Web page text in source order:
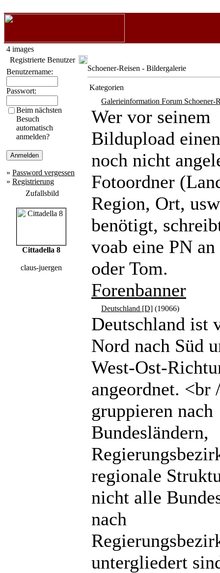
4 images
Registrierte Benutzer
Benutzername:
Passwort:
Beim nächsten
Besuch
automatisch
anmelden?
» Password vergessen
» Registrierung
Zufallsbild
Cittadella 8
claus-juergen
Schoener-Reisen - Bildergalerie
Kategorien
Galerieinformation Forum Schoener-
Wer vor seinem
Bildupload
noch nicht
Fotoordner
Region, Ort,
benötigt,
voab eine PN
oder Tom.
Forenbanner
Deutschland [D] (19066)
Deutschland ist
Nord nach Süd
West-Ost-
angeordnet. <br
gruppieren nach
Bundesländern,
regionale
nicht alle
nach
untergliedert